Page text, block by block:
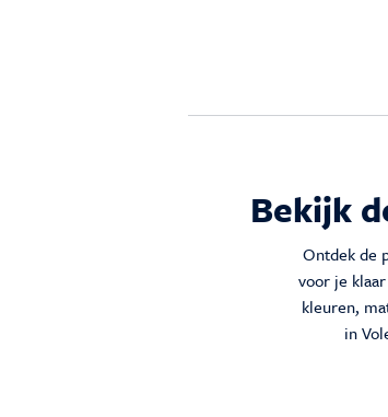
Bekijk
Ontdek de
voor je
kleuren,
in